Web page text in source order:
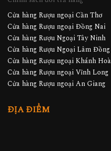
Cửa hàng Rượu ngoại Cần Thơ
Cửa hàng Rượu ngoại Đồng Nai
Cửa hàng Rượu Ngoại Tây Ninh
Cửa hàng Rượu Ngoại Lâm Đồng
Cửa hàng Rượu ngoại Khánh Hoà
Cửa hàng Rượu ngoại Vĩnh Long
Cửa hàng Rượu ngoại An Giang
ĐỊA ĐIỂM